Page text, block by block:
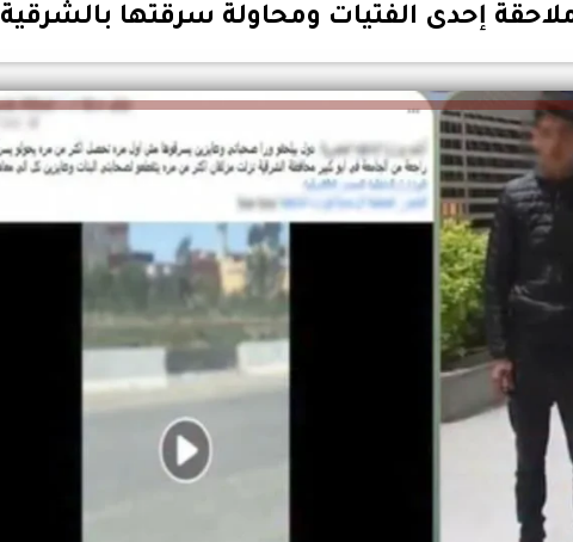
إحدى الفتيات ومحاولة سرقتها بالشرقية